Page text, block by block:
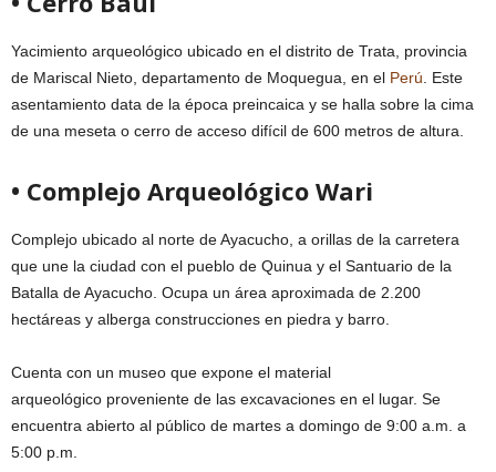
Yacimiento arqueológico ubicado en el distrito de Trata, provincia
de Mariscal Nieto, departamento de Moquegua, en el Perú . Este
asentamiento data de la época preincaica y se halla sobre la cima
de una meseta o cerro de acceso difícil de 600 metros de altura.
• Complejo Arqueológico Wari
Complejo ubicado al norte de Ayacucho, a orillas de la carretera
que une la ciudad con el pueblo de Quinua y el Santuario de la
Batalla de Ayacucho. Ocupa un área aproximada de 2.200
hectáreas y alberga construcciones en piedra y barro.
Cuenta con un museo que expone el material
arqueológico proveniente de las excavaciones en el lugar. Se
encuentra abierto al público de martes a domingo de 9:00 a.m. a
5:00 p.m.